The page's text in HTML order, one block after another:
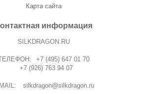
Карта сайта
информация
SILKDRAGON.RU
+7 (495) 647 01 70
+7 (926) 763 94 07
silkdragon@silkdragon.ru